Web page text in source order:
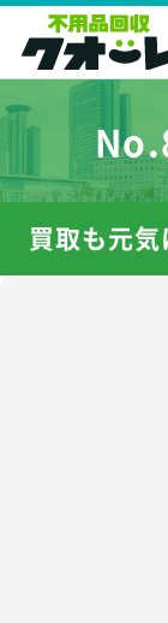
買取も元